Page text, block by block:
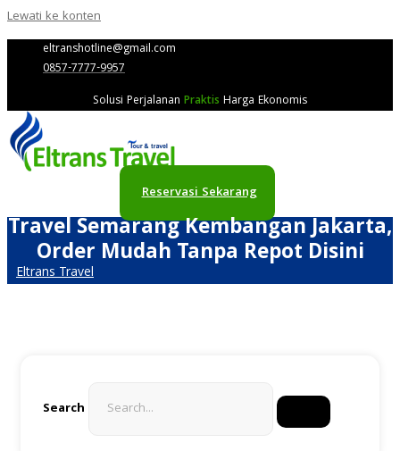
Lewati ke konten
eltranshotline@gmail.com
0857-7777-9957
Solusi Perjalanan Praktis Harga Ekonomis
Reservasi Sekarang
Travel Semarang Kembangan Jakarta,
Order Mudah Tanpa Repot Disini
Eltrans Travel
Search